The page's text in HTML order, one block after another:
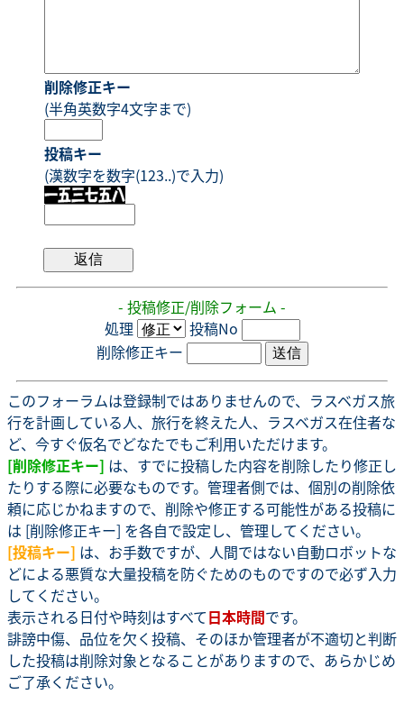
削除修正キー
(半角英数字4文字まで)
投稿キー
(漢数字を数字(123..)で入力)
- 投稿修正/削除フォーム -
処理
投稿No
削除修正キー
このフォーラムは登録制ではありませんので、ラスベガス旅
行を計画している人、旅行を終えた人、ラスベガス在住者な
ど、今すぐ仮名でどなたでもご利用いただけます。
[削除修正キー] は、すでに投稿した内容を削除したり修正し
たりする際に必要なものです。管理者側では、個別の削除依
頼に応じかねますので、削除や修正する可能性がある投稿に
は [削除修正キー] を各自で設定し、管理してください。
[投稿キー] は、お手数ですが、人間ではない自動ロボットな
どによる悪質な大量投稿を防ぐためのものですので必ず入力
してください。
表示される日付や時刻はすべて日本時間です。
誹謗中傷、品位を欠く投稿、そのほか管理者が不適切と判断
した投稿は削除対象となることがありますので、あらかじめ
ご了承ください。